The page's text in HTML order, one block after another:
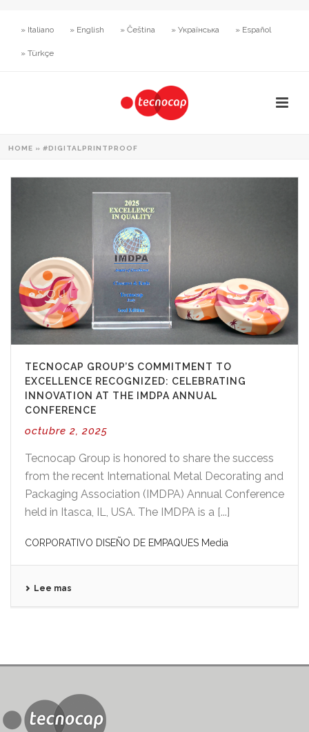
» Italiano » English » Čeština » Українська » Español
» Türkçe
HOME » #DIGITALPRINTPROOF
TECNOCAP GROUP’S COMMITMENT TO
EXCELLENCE RECOGNIZED: CELEBRATING
INNOVATION AT THE IMDPA ANNUAL
CONFERENCE
octubre 2, 2025
Tecnocap Group is honored to share the success
from the recent International Metal Decorating and
Packaging Association (IMDPA) Annual Conference
held in Itasca, IL, USA. The IMDPA is a [...]
CORPORATIVO DISEÑO DE EMPAQUES Media
Lee mas